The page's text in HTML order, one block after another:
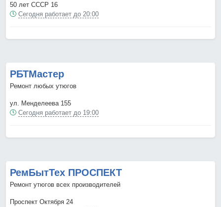
50 лет СССР 16
Сегодня работает до 20:00
РБТМастер
Ремонт любых утюгов
ул. Менделеева 155
Сегодня работает до 19:00
РемБытТех ПРОСПЕКТ
Ремонт утюгов всех производителей
Проспект Октября 24